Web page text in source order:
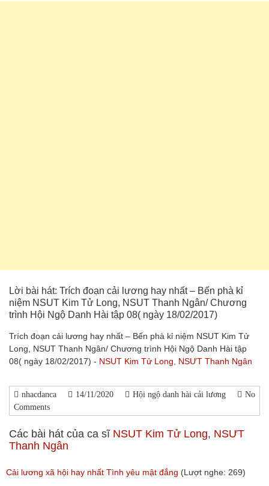
Lời bài hát: Trích đoạn cải lương hay nhất – Bến phà kỉ
niệm NSUT Kim Tử Long, NSUT Thanh Ngân/ Chương
trình Hội Ngộ Danh Hài tập 08( ngày 18/02/2017)
Trích đoạn cải lương hay nhất – Bến phà kỉ niệm NSUT Kim Tử
Long, NSUT Thanh Ngân/ Chương trình Hội Ngộ Danh Hài tập
08( ngày 18/02/2017) - NSUT Kim Tử Long NSƯT Thanh Ngân
nhacdanca 14/11/2020 Hội ngộ danh hài cải lương
No
Comments
Các bài hát của ca sĩ NSUT Kim Tử Long, NSƯT
Thanh Ngân
Cải lương xã hội hay nhất Tình yêu mật đắng (Lượt nghe: 269)